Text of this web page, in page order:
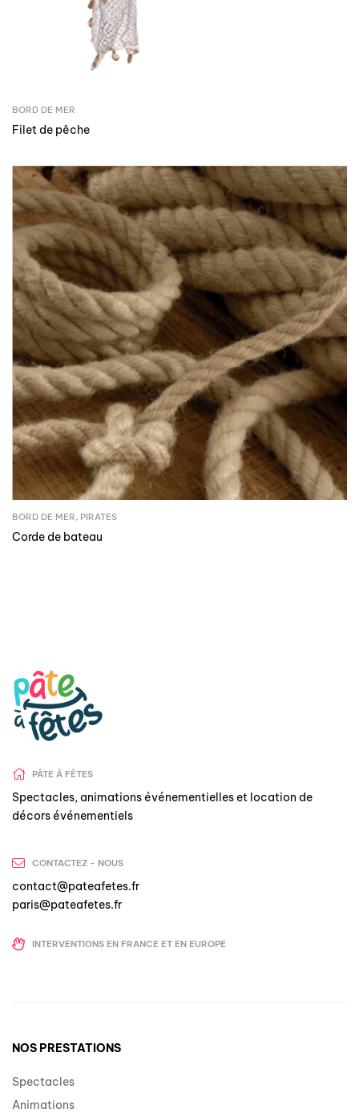
BORD DE MER
Filet de pêche
BORD DE MER, PIRATES
Corde de bateau
PÂTE Â FÊTES
Spectacles, animations événementielles et location de
décors événementiels
CONTACTEZ - NOUS
contact@pateafetes.fr
paris@pateafetes.fr
INTERVENTIONS EN FRANCE ET EN EUROPE
NOS PRESTATIONS
Spectacles
Animations